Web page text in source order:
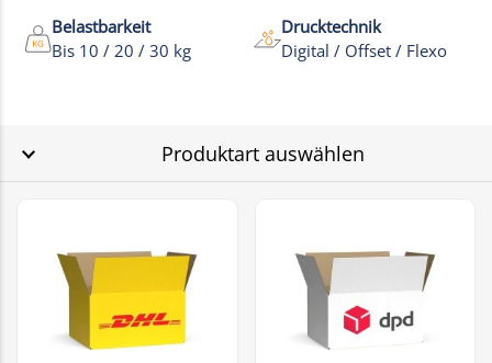
Belastbarkeit
Bis 10 / 20 / 30 kg
Drucktechnik
Digital / Offset / Flexo
Produktart auswählen